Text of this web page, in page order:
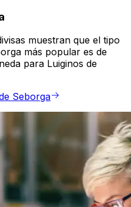
muestran que el tipo
más popular es de
para Luiginos de
Seborga